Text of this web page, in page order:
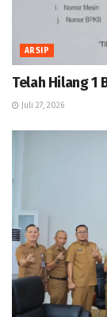
ARSIP
Telah Hilang 1
Juli 27, 2026